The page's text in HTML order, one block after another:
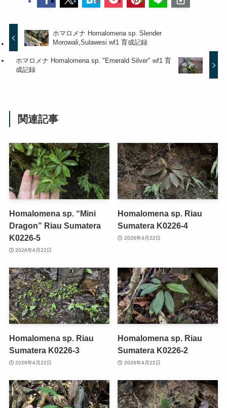
ホマロメナ Homalomena sp. Slender
Morowali,Sulawesi wf1 育成記録
ホマロメナ Homalomena sp. "Emerald Silver" wf1 育
成記録
関連記事
Homalomena sp. “Mini
Dragon” Riau Sumatera
K0226-5
2026年4月22日
Homalomena sp. Riau
Sumatera K0226-4
2026年4月22日
Homalomena sp. Riau
Sumatera K0226-3
2026年4月22日
Homalomena sp. Riau
Sumatera K0226-2
2026年4月22日